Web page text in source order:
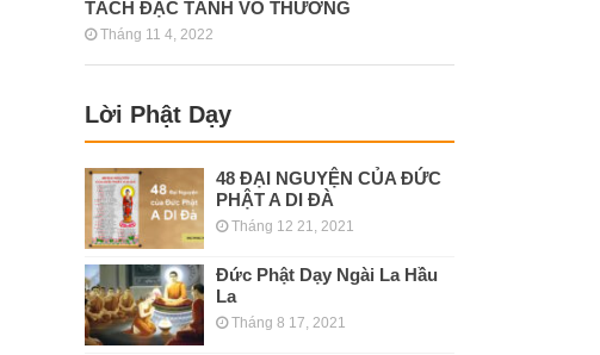
TÁCH ÐẶC TÁNH VÔ THƯỜNG
Tháng 11 4, 2022
Lời Phật Dạy
48 ĐẠI NGUYỆN CỦA ĐỨC
PHẬT A DI ĐÀ
Tháng 12 21, 2021
Đức Phật Dạy Ngài La Hầu
La
Tháng 8 17, 2021